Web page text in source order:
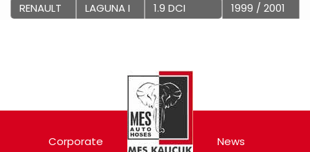
RENAULT LAGUNA I 1.9 DCI 1999 / 2001
Corporate
News